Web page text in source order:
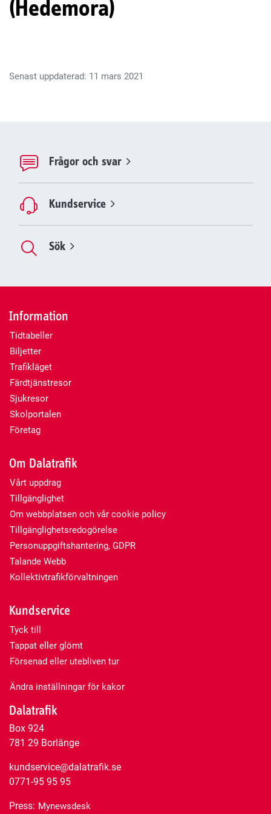
(Hedemora)
Senast uppdaterad: 11 mars 2021
Frågor och svar
Kundservice
Sök
Information
Tidtabeller
Biljetter
Trafikläget
Färdtjänstresor
Sjukresor
Skolportalen
Företag
Om Dalatrafik
Vårt uppdrag
Tillgänglighet
Om webbplatsen och vår cookie policy
Tillgänglighetsredogörelse
Personuppgiftshantering, GDPR
Talande Webb
Kollektivtrafikförvaltningen
Kundservice
Tyck till
Tappat eller glömt
Försenad eller utebliven tur
Ändra inställningar för kakor
Dalatrafik
Box 924
781 29 Borlänge
kundservice@dalatrafik.se
0771-95 95 95
Press: Mynewsdesk